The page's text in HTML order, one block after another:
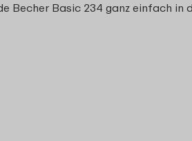
Becher Basic 234 ganz einfach in